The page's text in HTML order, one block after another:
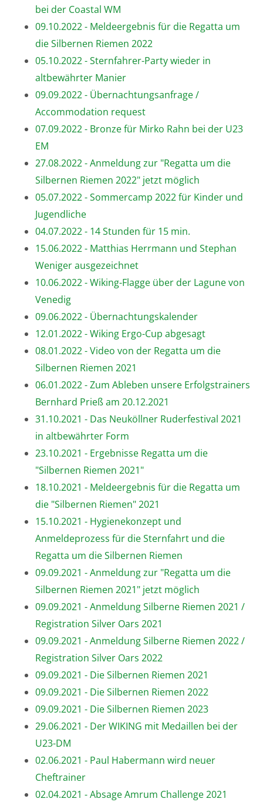
bei der Coastal WM
09.10.2022 - Meldeergebnis für die Regatta um
die Silbernen Riemen 2022
05.10.2022 - Sternfahrer-Party wieder in
altbewährter Manier
09.09.2022 - Übernachtungsanfrage /
Accommodation request
07.09.2022 - Bronze für Mirko Rahn bei der U23
EM
27.08.2022 - Anmeldung zur "Regatta um die
Silbernen Riemen 2022" jetzt möglich
05.07.2022 - Sommercamp 2022 für Kinder und
Jugendliche
04.07.2022 - 14 Stunden für 15 min.
15.06.2022 - Matthias Herrmann und Stephan
Weniger ausgezeichnet
10.06.2022 - Wiking-Flagge über der Lagune von
Venedig
09.06.2022 - Übernachtungskalender
12.01.2022 - Wiking Ergo-Cup abgesagt
08.01.2022 - Video von der Regatta um die
Silbernen Riemen 2021
06.01.2022 - Zum Ableben unsere Erfolgstrainers
Bernhard Prieß am 20.12.2021
31.10.2021 - Das Neuköllner Ruderfestival 2021
in altbewährter Form
23.10.2021 - Ergebnisse Regatta um die
"Silbernen Riemen 2021"
18.10.2021 - Meldeergebnis für die Regatta um
die "Silbernen Riemen" 2021
15.10.2021 - Hygienekonzept und
Anmeldeprozess für die Sternfahrt und die
Regatta um die Silbernen Riemen
09.09.2021 - Anmeldung zur "Regatta um die
Silbernen Riemen 2021" jetzt möglich
09.09.2021 - Anmeldung Silberne Riemen 2021 /
Registration Silver Oars 2021
09.09.2021 - Anmeldung Silberne Riemen 2022 /
Registration Silver Oars 2022
09.09.2021 - Die Silbernen Riemen 2021
09.09.2021 - Die Silbernen Riemen 2022
09.09.2021 - Die Silbernen Riemen 2023
29.06.2021 - Der WIKING mit Medaillen bei der
U23-DM
02.06.2021 - Paul Habermann wird neuer
Cheftrainer
02.04.2021 - Absage Amrum Challenge 2021